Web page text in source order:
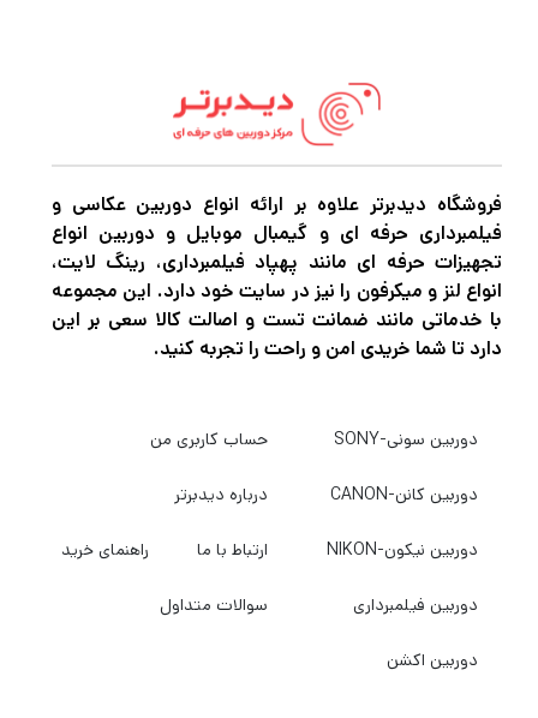
در صورت نیاز وصل کرده و جدا کنید. دارای دو پایه
3/8-16 اینچ و یک پایه لوازم جانبی ARRI در بالا
که به شما امکان می‌دهد میکروفون، چراغ‌ها و
سایر لوازم جانبی را وصل کنید. از دو پایه کفش در
جلو، به دلیل طراحی زاویه دار جلوی دسته بالایی،
تنها یکی می تواند در هر بار استفاده شود. دسته
بالایی نیز یک پورت میله 15 میلی متری را ارائه می
شود. می توانید یک میله کوتاه برای پشتیبانی از
فروشگاه دیدبرتر علاوه بر ارائه انواع دوربین عکاسی و
فیلمبرداری حرفه ای و گیمبال موبایل و دوربین انواع
تجهیزات حرفه ای مانند پهپاد فیلمبرداری، رینگ لایت،
انواع لنز و میکرفون را نیز در سایت خود دارد. این مجموعه
با خدماتی مانند ضمانت تست و اصالت کالا سعی بر این
دارد تا شما خریدی امن و راحت را تجربه کنید.
دوربین سونی-SONY
دوربین کانن-CANON
دوربین نیکون-NIKON
دوربین فیلمبرداری
دوربین اکشن
حساب کاربری من
درباره دیدبرتر
ارتباط با ما راهنمای خرید
سوالات متداول